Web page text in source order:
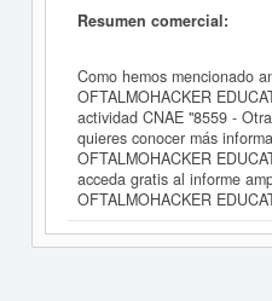
Resumen comercial:
Como hemos mencionado
OFTALMOHACKER
actividad CNAE "8559 -
quieres conocer más
OFTALMOHACKER
acceda gratis al informe
OFTALMOHACKER